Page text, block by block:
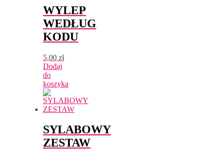
WYLEP
WEDŁUG
KODU
5,00 zł
Dodaj
do
koszyka
SYLABOWY
ZESTAW